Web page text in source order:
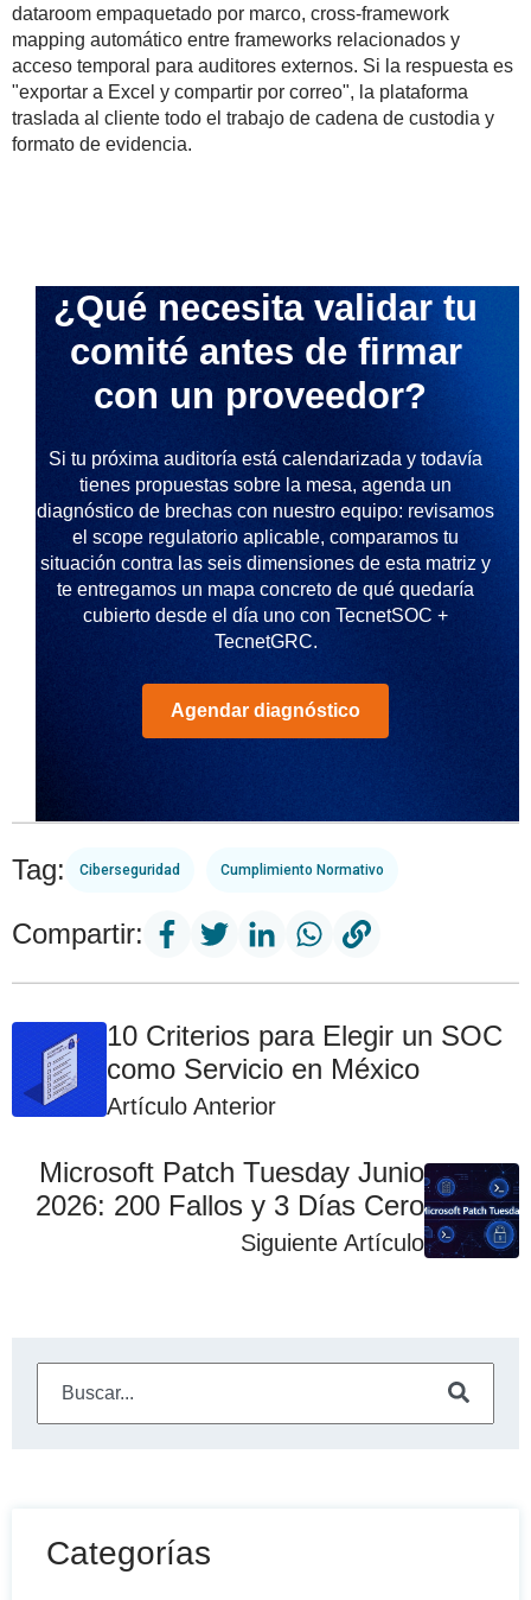
dataroom empaquetado por marco, cross-framework
mapping automático entre frameworks relacionados y
acceso temporal para auditores externos. Si la respuesta es
"exportar a Excel y compartir por correo", la plataforma
traslada al cliente todo el trabajo de cadena de custodia y
formato de evidencia.
¿Qué necesita validar tu
comité antes de firmar
con un proveedor?
Si tu próxima auditoría está calendarizada y todavía
tienes propuestas sobre la mesa, agenda un
diagnóstico de brechas con nuestro equipo: revisamos
el scope regulatorio aplicable, comparamos tu
situación contra las seis dimensiones de esta matriz y
te entregamos un mapa concreto de qué quedaría
cubierto desde el día uno con TecnetSOC +
TecnetGRC.
Agendar diagnóstico
Tag: Ciberseguridad Cumplimiento Normativo
Compartir:
10 Criterios para Elegir un SOC
como Servicio en México
Artículo Anterior
Microsoft Patch Tuesday Junio
2026: 200 Fallos y 3 Días Cero
Siguiente Artículo
Categorías